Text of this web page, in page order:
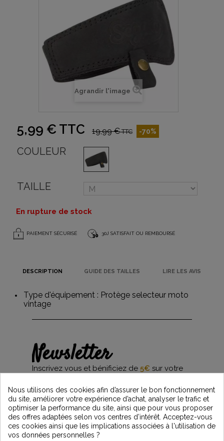
Agrandir l'image
5,99 € TTC 19,99 €TTC -70%
COULEUR
TAILLE
En rupture de stock
PAIEMENT SÉCURISÉ 30J SATISFAIT OU REMBOURSÉ
DESCRIPTION GUIDE DES TAILLES LIRE LES AVIS
Type d'équipement : Protège selecteur moto
vintage
Newsletter
Inscrivez vous et bénificiez de 5€ sur votre
et restez informés des dernières nouveautés
Vintage Motors
*Dès 99€ d'achat. En vous abonnant à notre newsletter, vous reconnaissez avoir pris
Nous utilisons des cookies afin d’assurer le bon fonctionnement
du site, améliorer votre expérience d’achat, analyser le trafic et
optimiser la performance du site, ainsi que pour vous proposer
des offres adaptées selon vos centres d’intérêt. Acceptez-vous
ces cookies ainsi que les implications associées à l'utilisation de
vos données personnelles ?